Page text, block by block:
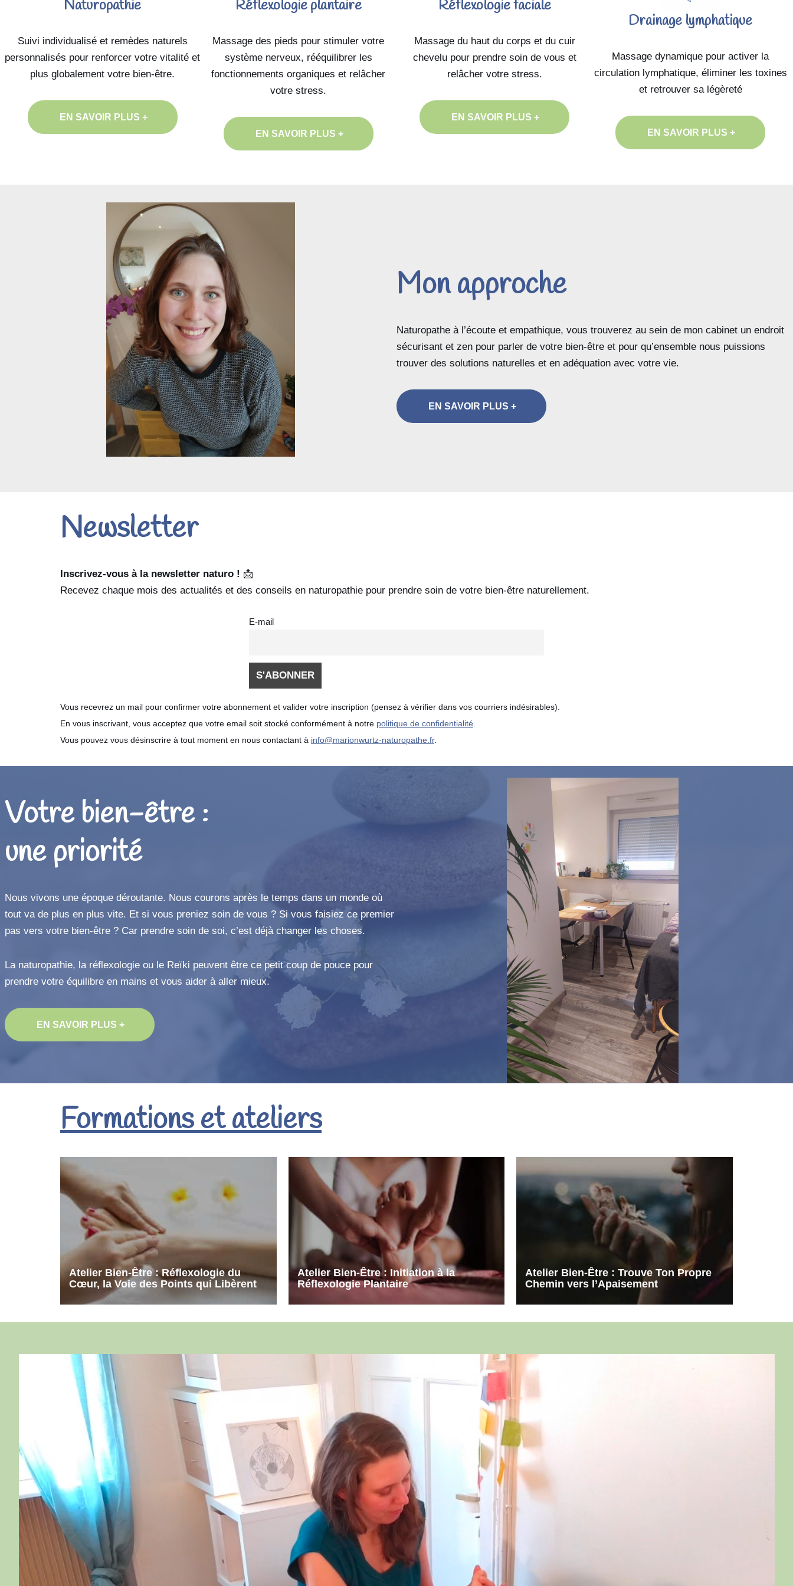
Naturopathie
Suivi individualisé et remèdes naturels
personnalisés pour renforcer votre vitalité et
plus globalement votre bien-être.
EN SAVOIR PLUS +
Réflexologie plantaire
Massage des pieds pour stimuler votre
système nerveux, rééquilibrer les
fonctionnements organiques et relâcher
votre stress.
EN SAVOIR PLUS +
Réflexologie faciale
Massage du haut du corps et du cuir
chevelu pour prendre soin de vous et
relâcher votre stress.
EN SAVOIR PLUS +
Drainage lymphatique
Massage dynamique pour activer la
circulation lymphatique, éliminer les toxines
et retrouver sa légèreté
EN SAVOIR PLUS +
Mon approche
Naturopathe à l’écoute et empathique, vous trouverez au sein de mon cabinet un endroit
sécurisant et zen pour parler de votre bien-être et pour qu’ensemble nous puissions
trouver des solutions naturelles et en adéquation avec votre vie.
EN SAVOIR PLUS +
Newsletter
Inscrivez-vous à la newsletter naturo ! 📩
Recevez chaque mois des actualités et des conseils en naturopathie pour prendre soin de votre bien-être naturellement.
E-mail
Vous recevrez un mail pour confirmer votre abonnement et valider votre inscription (pensez à vérifier dans vos courriers indésirables).
En vous inscrivant, vous acceptez que votre email soit stocké conformément à notre politique de confidentialité
Vous pouvez vous désinscrire à tout moment en nous contactant à info@marionwurtz-naturopathe.fr.
Votre bien-être :
une priorité
Nous vivons une époque déroutante. Nous courons après le temps dans un monde où
tout va de plus en plus vite. Et si vous preniez soin de vous ? Si vous faisiez ce premier
pas vers votre bien-être ? Car prendre soin de soi, c’est déjà changer les choses.
La naturopathie, la réflexologie ou le Reïki peuvent être ce petit coup de pouce pour
prendre votre équilibre en mains et vous aider à aller mieux.
EN SAVOIR PLUS +
Formations et ateliers
Atelier Bien-Être : Réflexologie du
Cœur, la Voie des Points qui Libèrent
Atelier Bien-Être : Initiation à la
Réflexologie Plantaire
Atelier Bien-Être : Trouve Ton Propre
Chemin vers l’Apaisement